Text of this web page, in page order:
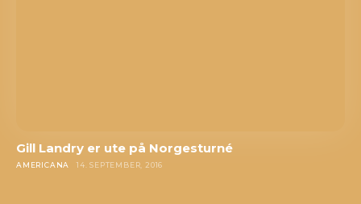
Gill Landry er ute på Norgesturné
AMERICANA 14. SEPTEMBER, 2016